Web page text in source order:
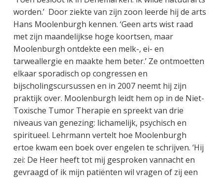
worden.’ Door ziekte van zijn zoon leerde hij de arts
Hans Moolenburgh kennen. ‘Geen arts wist raad
met zijn maandelijkse hoge koortsen, maar
Moolenburgh ontdekte een melk-, ei- en
tarweallergie en maakte hem beter.’ Ze ontmoetten
elkaar sporadisch op congressen en
bijscholingscursussen en in 2007 neemt hij zijn
praktijk over. Moolenburgh leidt hem op in de Niet-
Toxische Tumor Therapie en spreekt van drie
niveaus van genezing: lichamelijk, psychisch en
spiritueel. Lehrmann vertelt hoe Moolenburgh
ertoe kwam een boek over engelen te schrijven. ‘Hij
zei: De Heer heeft tot mij gesproken vannacht en
gevraagd of ik mijn patiënten wil vragen of zij een